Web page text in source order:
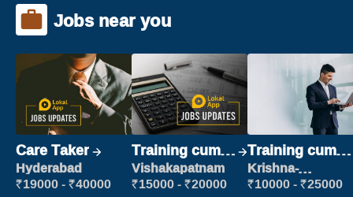
Jobs near you
Care Taker
Hyderabad
₹19000 - ₹40000
Training cum
Placement
Vishakapatnam
₹15000 - ₹20000
Training cum
Placement
Krishna-
vijayawada
₹10000 - ₹25000